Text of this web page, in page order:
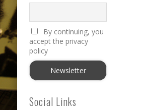
By continuing, you
accept the privacy
policy
Social Links